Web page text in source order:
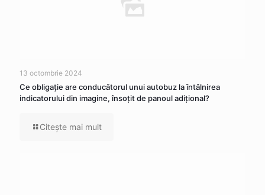
13 octombrie 2024
Ce obligaţie are conducătorul unui autobuz la întâlnirea
indicatorului din imagine, însoţit de panoul adiţional?
Citeşte mai mult